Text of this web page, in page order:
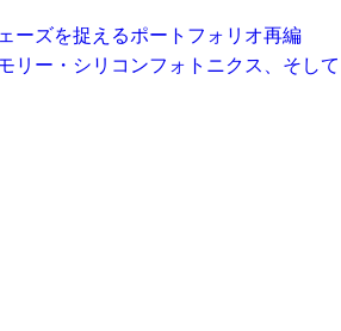
ーズを捉えるポートフォリオ再編
リー・シリコンフォトニクス、そして